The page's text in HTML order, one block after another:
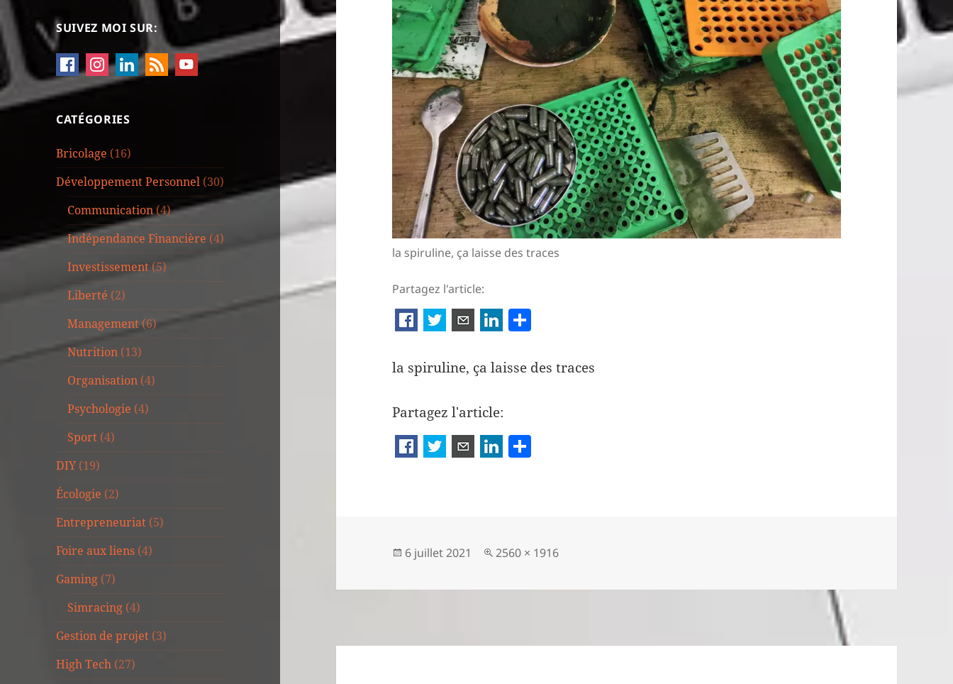
SUIVEZ MOI SUR:
CATÉGORIES
Bricolage (16)
Développement Personnel (30)
Communication(4)
Indépendance Financière (4)
Investissement (5)
Liberté (2)
Management(6)
Nutrition (13)
Organisation (4)
Psychologie (4)
Sport (4)
DIY (19)
Écologie (2)
Entrepreneuriat (5)
Foire aux liens (4)
Gaming (7)
Simracing (4)
Gestion de projet (3)
High Tech (27)
la spiruline, ça laisse des traces
Partagez l'article:
ta
la spiruline, ça laisse des traces
Partagez l'article:
er
Publié
6 juillet 2021
Taille
2560 × 1916